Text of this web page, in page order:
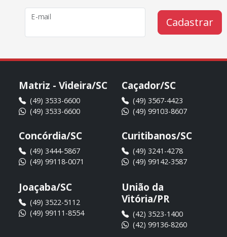
E-mail Cadastrar
Matriz - Videira/SC
(49) 3533-6600
(49) 3533-6600
Caçador/SC
(49) 3567-4423
(49) 99103-8607
Concórdia/SC
(49) 3444-5867
(49) 99118-0071
Curitibanos/SC
(49) 3241-4278
(49) 99142-3587
Joaçaba/SC
(49) 3522-5112
(49) 99111-8554
União da
Vitória/PR
(42) 3523-1400
(42) 99136-8260